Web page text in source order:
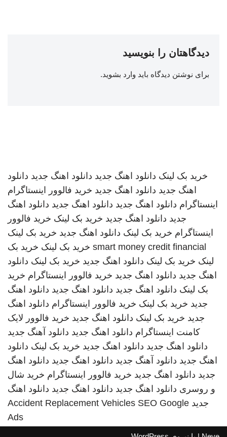
دیدگاهتان را بنویسید
برای نوشتن دیدگاه باید وارد بشوید.
خرید بک لینک دانلود اهنگ جدید دانلود اهنگ جدید دانلود
اهنگ جدید دانلود اهنگ جدید خرید فالوور اینستاگرام
اینستاگرام دانلود اهنگ جدید دانلود اهنگ جدید دانلود اهنگ
جدید دانلود اهنگ جدید خرید بک لینک خرید فالوور
اینستاگرام خرید بک لینک دانلود اهنگ جدید خرید بک لینک
smart money credit financial خرید بک لینک خرید بک
لینک خرید بک لینک دانلود اهنگ جدید خرید بک لینک دانلود
اهنگ جدید دانلود اهنگ جدید خرید فالوور اینستاگرام خرید
بک لینک دانلود اهنگ جدید دانلود اهنگ جدید دانلود اهنگ
جدید خرید بک لینک خرید فالوور اینستاگرام دانلود اهنگ
جدید خرید بک لینک دانلود اهنگ جدید خرید فالوور لایک
کامنت اینستاگرام دانلود اهنگ جدید دانلود آهنگ جدید
دانلود اهنگ جدید دانلود اهنگ جدید خرید بک لینک دانلود
اهنگ جدید دانلود آهنگ جدید دانلود اهنگ جدید دانلود اهنگ
جدید دانلود اهنگ جدید خرید فالوور اینستاگرام خرید شال
و روسری دانلود اهنگ جدید دانلود اهنگ جدید دانلود اهنگ
جدید
Accident Replacement Vehicles SEO Google
Ads